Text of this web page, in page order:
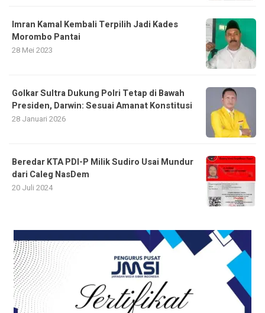
Imran Kamal Kembali Terpilih Jadi Kades
Morombo Pantai
28 Mei 2023
Golkar Sultra Dukung Polri Tetap di Bawah
Presiden, Darwin: Sesuai Amanat Konstitusi
28 Januari 2026
Beredar KTA PDI-P Milik Sudiro Usai Mundur
dari Caleg NasDem
20 Juli 2024